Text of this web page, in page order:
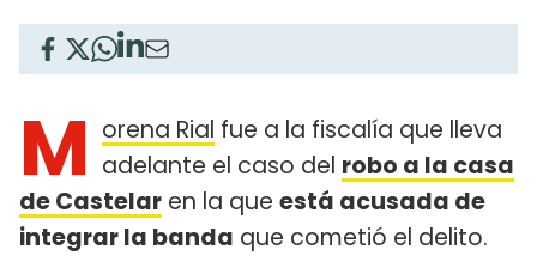
M orena Rial fue a la fiscalía que lleva
adelante el caso del robo a la casa
de Castelar en la que está acusada de
integrar la banda que cometió el delito.